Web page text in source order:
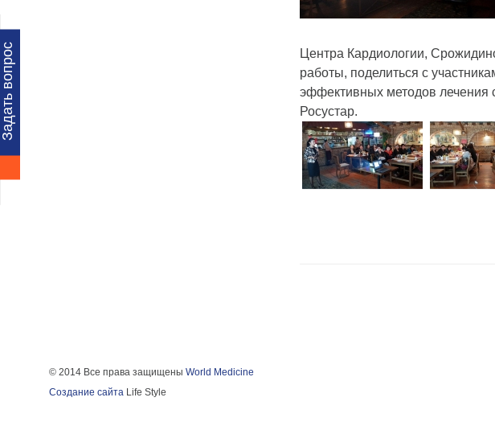
вопрос
Центра Кардиологии,
работы, поделиться с
эффективных методов лечения
Росустар.
© 2014 Все права защищены World Medicine
Создание сайтаLife Style